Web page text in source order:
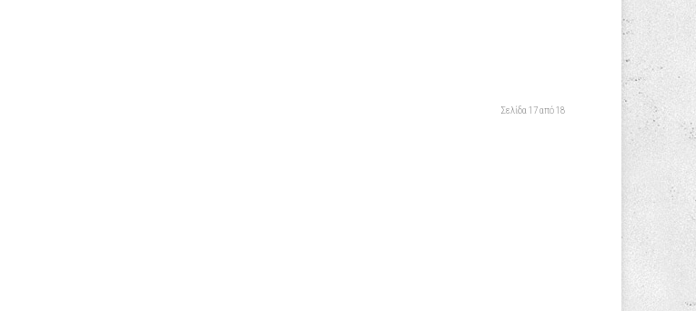
Σελίδα 17 από 18